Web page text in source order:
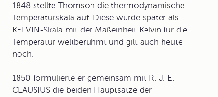
1848 stellte Thomson die thermodynamische
Temperaturskala auf. Diese wurde später als
KELVIN-Skala mit der Maßeinheit Kelvin für die
Temperatur weltberühmt und gilt auch heute
noch.
1850 formulierte er gemeinsam mit R. J. E.
CLAUSIUS die beiden Hauptsätze der